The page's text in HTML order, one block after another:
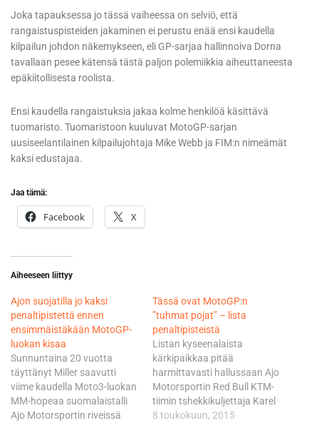
Joka tapauksessa jo tässä vaiheessa on selviö, että
rangaistuspisteiden jakaminen ei perustu enää ensi kaudella
kilpailun johdon näkemykseen, eli GP-sarjaa hallinnoiva Dorna
tavallaan pesee kätensä tästä paljon polemiikkia aiheuttaneesta
epäkiitollisesta roolista.
Ensi kaudella rangaistuksia jakaa kolme henkilöä käsittävä
tuomaristo. Tuomaristoon kuuluvat MotoGP-sarjan
uusiseelantilainen kilpailujohtaja Mike Webb ja FIM:n nimeämät
kaksi edustajaa.
Jaa tämä:
Facebook X
Aiheeseen liittyy
Ajon suojatilla jo kaksi
penaltipistettä ennen
ensimmäistäkään MotoGP-
luokan kisaa
Sunnuntaina 20 vuotta
täyttänyt Miller saavutti
viime kaudella Moto3-luokan
MM-hopeaa suomalaistalli
Ajo Motorsportin riveissä
Tässä ovat MotoGP:n
”tuhmat pojat” – lista
penaltipisteistä
Listan kyseenalaista
kärkipaikkaa pitää
harmittavasti hallussaan Ajo
Motorsportin Red Bull KTM-
tiimin tshekkikuljettaja Karel
Hanika. Kotipuolessa
8 toukokuun, 2015